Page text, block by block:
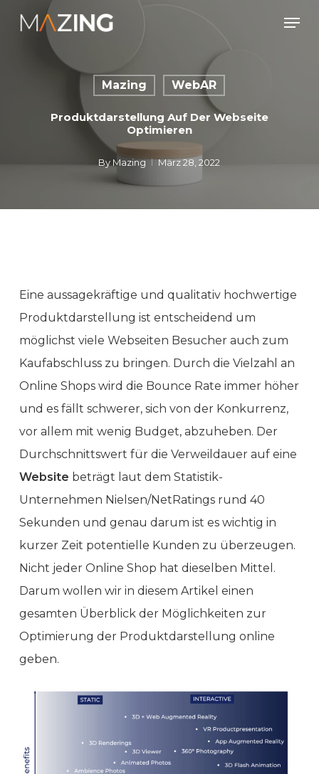
Mazing WebAR
Produktdarstellung Auf Der Webseite
Optimieren
By Mazing März 28, 2022
Eine aussagekräftige und qualitativ hochwertige
Produktdarstellung ist entscheidend um
möglichst viele Webseiten Besucher auch zum
Kaufabschluss zu bringen. Durch die Vielzahl an
Online Shops wird die Bounce Rate immer höher
und es fällt schwerer, sich von der Konkurrenz,
vor allem mit wenig Budget, abzuheben. Der
Durchschnittswert für die Verweildauer auf eine
Website beträgt laut dem Statistik-
Unternehmen Nielsen/NetRatings rund 40
Sekunden und genau darum ist es wichtig in
kurzer Zeit potentielle Kunden zu überzeugen.
Nicht jeder Online Shop hat dieselben Mittel.
Darum wollen wir in diesem Artikel einen
gesamten Überblick der Möglichkeiten zur
Optimierung der Produktdarstellung online
geben.